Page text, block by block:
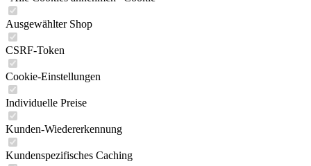
Ausgewählter Shop
CSRF-Token
Cookie-Einstellungen
Individuelle Preise
Kunden-Wiedererkennung
Kundenspezifisches Caching